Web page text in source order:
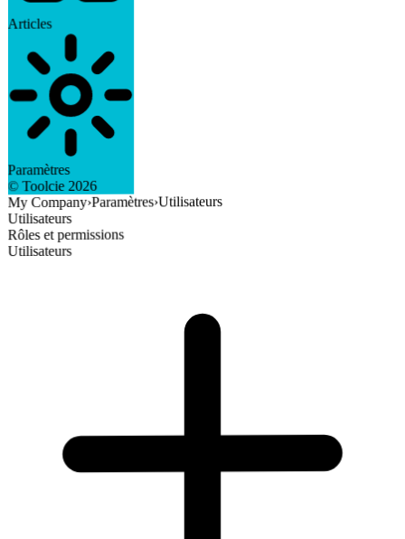
Articles
Paramètres
© Toolcie 2026
My Company›Paramètres›Utilisateurs
Utilisateurs
Rôles et permissions
Utilisateurs